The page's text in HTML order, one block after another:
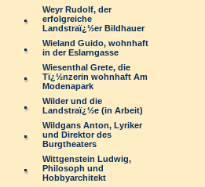
Weyr Rudolf, der
erfolgreiche
Landstraï¿½er Bildhauer
Wieland Guido, wohnhaft
in der Eslarngasse
Wiesenthal Grete, die
Tï¿½nzerin wohnhaft Am
Modenapark
Wilder und die
Landstraï¿½e (in Arbeit)
Wildgans Anton, Lyriker
und Direktor des
Burgtheaters
Wittgenstein Ludwig,
Philosoph und
Hobbyarchitekt